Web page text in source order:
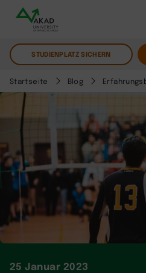
STUDIENPLATZ SICHERN
Startseite Blog
25 Januar 2023